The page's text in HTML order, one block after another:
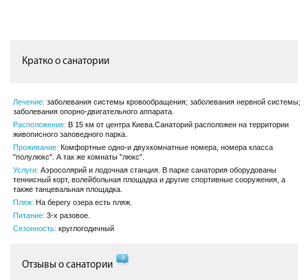
Кратко о санатории
Лечение: заболевания системы кровообращения; заболевания нервной системы;
заболевания опорно-двигательного аппарата.
Расположение: В 15 км от центра Киева.Санаторий расположен на территории
живописного заповедного парка.
Проживание: Комфортные одно-и двухкомнатные номера, номера класса
"полулюкс". А так же комнаты "люкс".
Услуги: Аэросолярий и лодочная станция. В парке санатория оборудованы
теннисный корт, волейбольная площадка и другие спортивные сооружения, а
также танцевальная площадка.
Пляж: На берегу озера есть пляж.
Питание: 3-х разовое.
Сезонность: круглогодичный
Отзывы о санатории
8